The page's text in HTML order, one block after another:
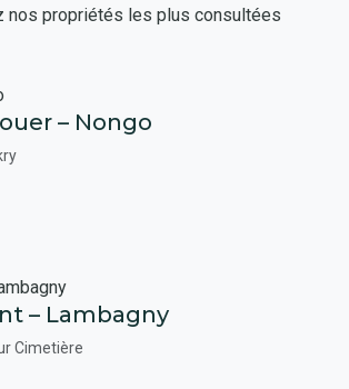
nos propriétés les plus consultées
– Nongo
– Lambagny
Cimetière